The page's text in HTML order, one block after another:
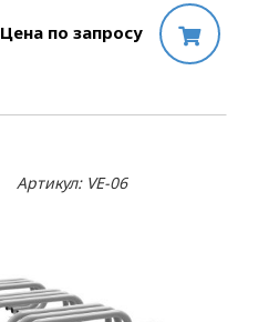
Цена по запросу
Артикул: VE-06